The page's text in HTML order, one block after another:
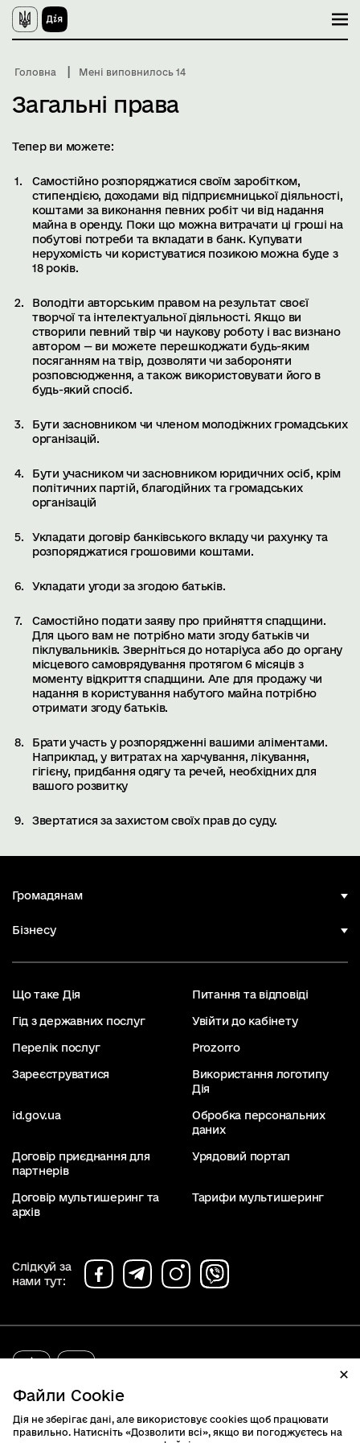
Файли Cookie
Дія не зберігає дані, але використовує cookies щоб працювати
правильно. Натисніть «Дозволити всі», якщо ви погоджуєтесь на
П
е
р
й
и
д
с
в
т
Головна Мені виповнилось 14
Загальні права
Тепер ви можете:
Самостійно розпоряджатися своїм заробітком,
стипендією, доходами від підприємницької діяльності,
коштами за виконання певних робіт чи від надання
майна в оренду. Поки що можна витрачати ці гроші на
побутові потреби та вкладати в банк. Купувати
нерухомість чи користуватися позикою можна буде з
18 років.
Володіти авторським правом на результат своєї
творчої та інтелектуальної діяльності. Якщо ви
створили певний твір чи наукову роботу і вас визнано
автором — ви можете перешкоджати будь-яким
посяганням на твір, дозволяти чи забороняти
розповсюдження, а також використовувати його в
будь-який спосіб.
Бути засновником чи членом молодіжних громадських
організацій.
Бути учасником чи засновником юридичних осіб, крім
політичних партій, благодійних та громадських
організацій
Укладати договір банківського вкладу чи рахунку та
розпоряджатися грошовими коштами.
Укладати угоди за згодою батьків.
Самостійно подати заяву про прийняття спадщини.
Для цього вам не потрібно мати згоду батьків чи
піклувальників. Зверніться до нотаріуса або до органу
місцевого самоврядування протягом 6 місяців з
моменту відкриття спадщини. Але для продажу чи
надання в користування набутого майна потрібно
отримати згоду батьків.
Брати участь у розпорядженні вашими аліментами.
Наприклад, у витратах на харчування, лікування,
гігієну, придбання одягу та речей, необхідних для
вашого розвитку
Звертатися за захистом своїх прав до суду.
Громадянам
Бізнесу
Що таке Дія Питання та відповіді
Гід з державних послуг Увійти до кабінету
Перелік послуг Prozorro
Зареєструватися
Використання логотипу
Дія
id.gov.ua
Обробка персональних
даних
Договір приєднання для
партнерів
Урядовий портал
Договір мультишеринг та
архів
Тарифи мультишеринг
Слідкуй за
нами тут: